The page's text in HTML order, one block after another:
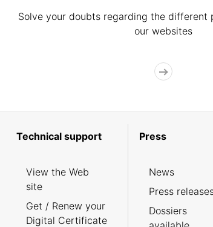
Solve your doubts regarding the different
our websites
Technical support
View the Web
site
Get / Renew your
Digital Certificate
Press
News
Press
Dossiers